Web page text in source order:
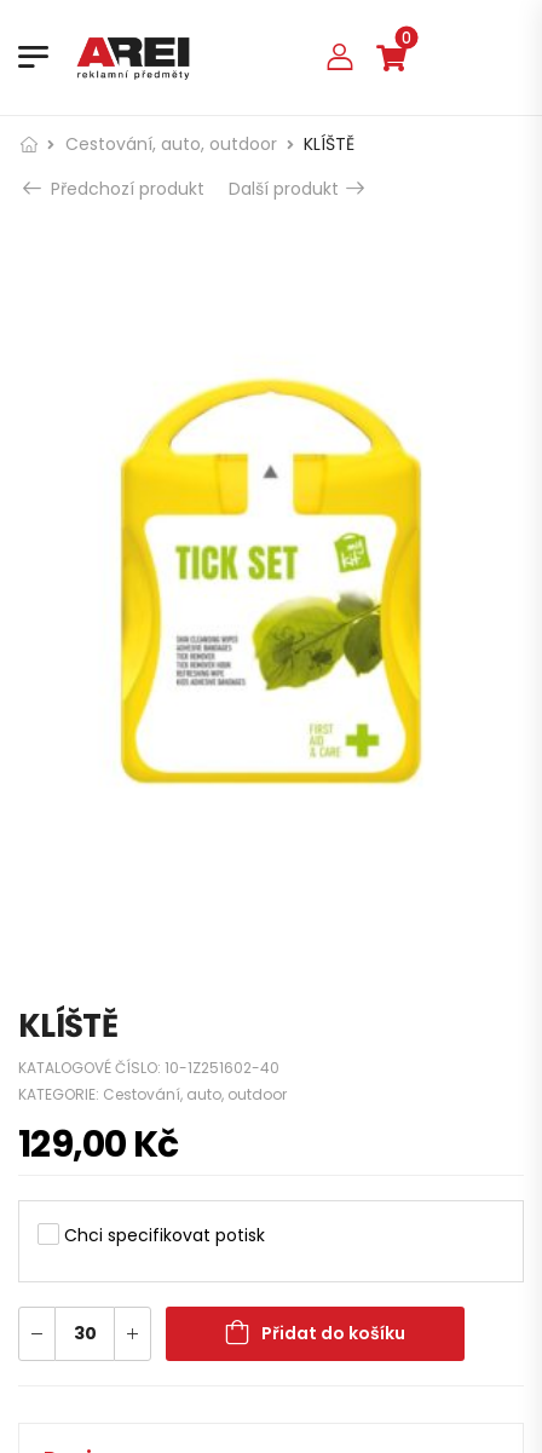
0
Cestování, auto, outdoor
KLÍŠTĚ
Předchozí produkt
Další produkt
KLÍŠTĚ
KATALOGOVÉ ČÍSLO: 10-1Z251602-40
KATEGORIE: Cestování, auto, outdoor
129,00Kč
Chci specifikovat potisk
Přidat do košíku